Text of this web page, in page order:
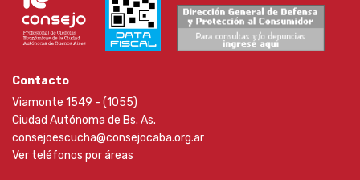
Contacto
Viamonte 1549 - (1055)
Ciudad Autónoma de Bs. As.
consejoescucha@consejocaba.org.ar
Ver teléfonos por áreas